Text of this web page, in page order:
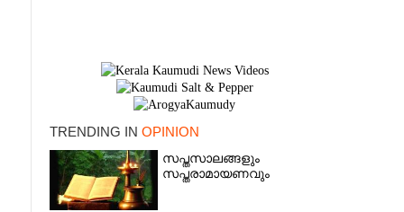
TRENDING IN OPINION
സപ്തസാലങ്ങളും
സപ്തരാമായണവും